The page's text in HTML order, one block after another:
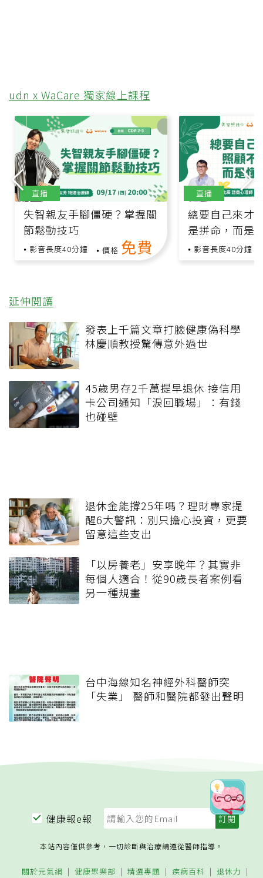
udn x WaCare 獨家線上課程
失智親友手腳僵硬？掌握關
節鬆動技巧
影音長度40分鐘 價格 免費
直播
總要自己來才
是拼命，而是
影音長度40分鐘
直播
延伸閱讀
發表上千篇文章打臉健康偽科學
林慶順教授驚傳意外過世
45歲男存2千萬提早退休 接信用
卡公司通知「淚回職場」：有錢
也碰壁
退休金能撐25年嗎？理財專家提
醒6大警訊：別只擔心投資，更要
留意這些支出
「以房養老」安享晚年？其實非
每個人適合！從90歲長者案例看
另一種規畫
台中海線知名神經外科醫師突
「失業」 醫師和醫院都發出聲明
健康報e報
本站內容僅供參考，一切診斷與治療請遵從醫師指導。
關於元氣網 健康聚樂部 精選專題 疾病百科 退休力